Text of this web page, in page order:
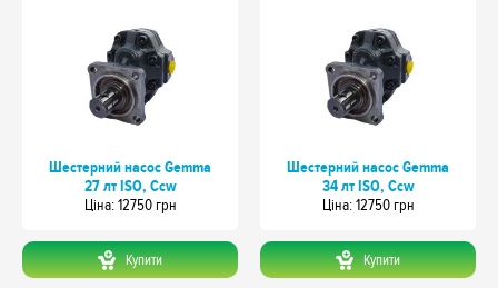
Шестерний насос Gemma
27 лт ISO, Ccw
Цiна: 12750 грн
Купити
Шестерний насос Gemma
34 лт ISO, Ccw
Цiна: 12750 грн
Купити